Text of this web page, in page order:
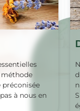
méthode
à nous en